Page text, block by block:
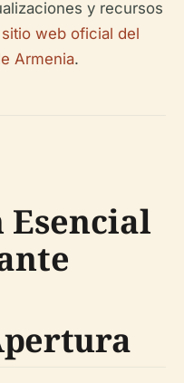
y recursos
sitio web oficial del
Armenia.